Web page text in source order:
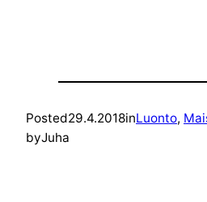
Posted29.4.2018inLuonto,
byJuha